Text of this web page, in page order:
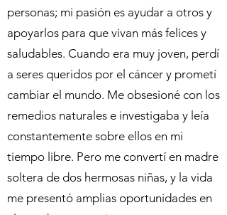
personas; mi pasión es ayudar a otros y
apoyarlos para que vivan más felices y
saludables. Cuando era muy joven, perdí
a seres queridos por el cáncer y prometí
cambiar el mundo. Me obsesioné con los
remedios naturales e investigaba y leía
constantemente sobre ellos en mi
tiempo libre. Pero me convertí en madre
soltera de dos hermosas niñas, y la vida
me presentó amplias oportunidades en